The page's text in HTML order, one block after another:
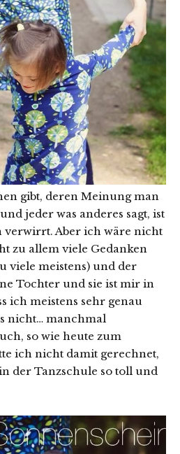
gibt, deren Meinung man
jeder was anderes sagt, ist
verwirrt. Aber ich wäre nicht
zu allem viele Gedanken
viele meistens) und der
Tochter und sie ist mir in
ich meistens sehr genau
nicht… manchmal
so wie heute zum
ich nicht damit gerechnet,
der Tanzschule so toll und